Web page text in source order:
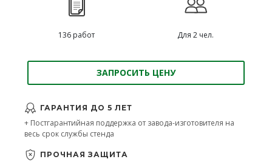
136 работ Для 2 чел.
ЗАПРОСИТЬ ЦЕНУ
ГАРАНТИЯ ДО 5 ЛЕТ
+ Постгарантийная поддержка от завода-изготовителя на
весь срок службы стенда
ПРОЧНАЯ ЗАЩИТА